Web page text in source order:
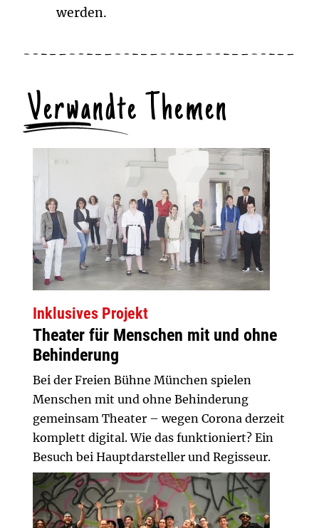
werden.
Verwandte Themen
Inklusives Projekt
Theater für Menschen mit und ohne
Behinderung
Bei der Freien Bühne München spielen
Menschen mit und ohne Behinderung
gemeinsam Theater – wegen Corona derzeit
komplett digital. Wie das funktioniert? Ein
Besuch bei Hauptdarsteller und Regisseur.